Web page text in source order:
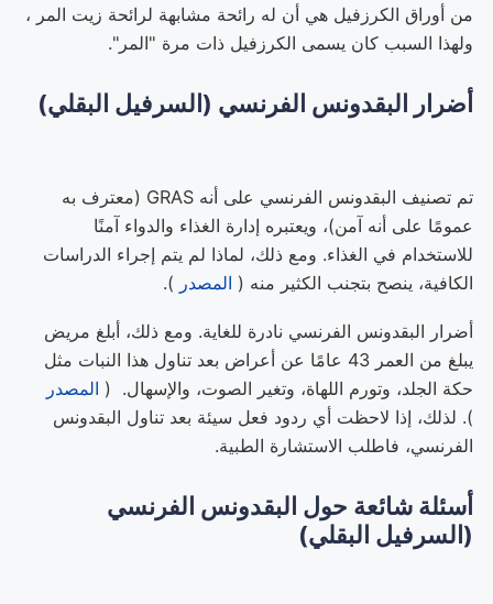
من أوراق الكرزفيل هي أن له رائحة مشابهة لرائحة زيت المر ،
ولهذا السبب كان يسمى الكرزفيل ذات مرة "المر".
أضرار البقدونس الفرنسي (السرفيل البقلي)
تم تصنيف البقدونس الفرنسي على أنه GRAS (معترف به
عمومًا على أنه آمن)، ويعتبره إدارة الغذاء والدواء آمنًا
للاستخدام في الغذاء. ومع ذلك، لماذا لم يتم إجراء الدراسات
الكافية، ينصح بتجنب الكثير منه ( المصدر ).
أضرار البقدونس الفرنسي نادرة للغاية. ومع ذلك، أبلغ مريض
يبلغ من العمر 43 عامًا عن أعراض بعد تناول هذا النبات مثل
حكة الجلد، وتورم اللهاة، وتغير الصوت، والإسهال. ( المصدر
). لذلك، إذا لاحظت أي ردود فعل سيئة بعد تناول البقدونس
الفرنسي، فاطلب الاستشارة الطبية.
أسئلة شائعة حول البقدونس الفرنسي
(السرفيل البقلي)